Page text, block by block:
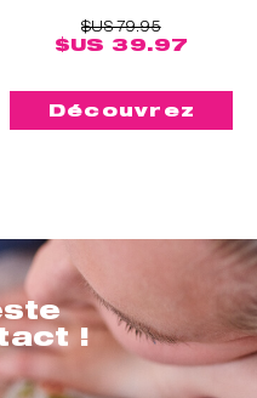
$US 79.95
$US 39.97
Découvrez
!